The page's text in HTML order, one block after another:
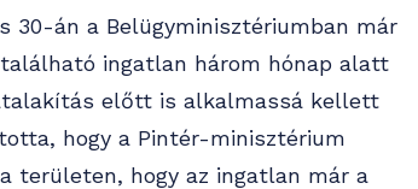
30-án a Belügyminisztériumban már
ingatlan három hónap alatt
előtt is alkalmassá kellett
hogy a Pintér-minisztérium
területen, hogy az ingatlan már a